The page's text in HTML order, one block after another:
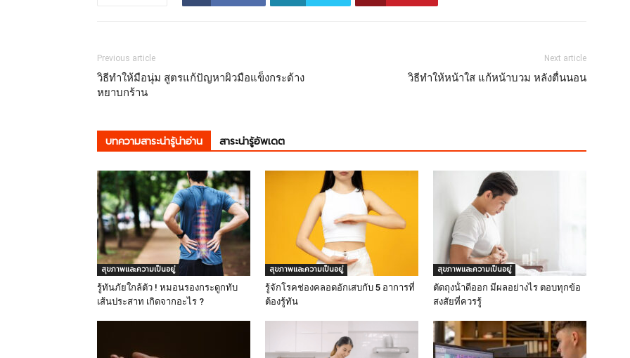
Previous article
วิธีทําให้มือนุ่ม สูตรแก้ปัญหาผิวมือแข็งกระด้าง
หยาบกร้าน
Next article
วิธีทําให้หน้าใส แก้หน้าบวม หลังตื่นนอน
บทความสาระน่ารู้น่าอ่าน สาระน่ารู้อัพเดต
สุขภาพและความเป็นอยู่
รู้ทันภัยใกล้ตัว ! หมอนรองกระดูกทับ
เส้นประสาท เกิดจากอะไร ?
สุขภาพและความเป็นอยู่
รู้จักโรคช่องคลอดอักเสบกับ 5 อาการที่
ต้องรู้ทัน
สุขภาพและความเป็นอยู่
ตัดถุงน้ําดีออก มีผลอย่างไร ตอบทุกข้อ
สงสัยที่ควรรู้